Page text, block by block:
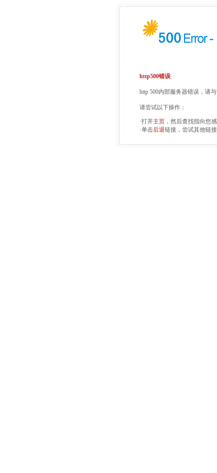
http500错误
http 500内部服务器错误，请
请尝试以下操作：
·打开主页 ，然后查找指向您
·单击后退链接，尝试其他链